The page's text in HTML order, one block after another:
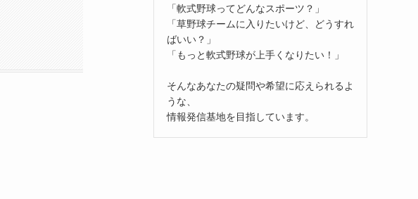
「軟式野球ってどんなスポーツ？」
「草野球チームに入りたいけど、どうすれ
ばいい？」
「もっと軟式野球が上手くなりたい！」
そんなあなたの疑問や希望に応えられるよ
うな、
情報発信基地を目指しています。